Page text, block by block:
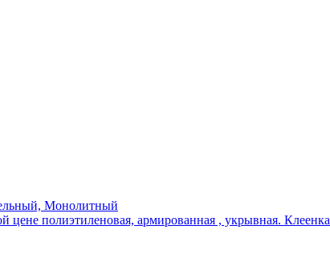
Монолитный
цене полиэтиленовая, армированная , укрывная. Клеенка